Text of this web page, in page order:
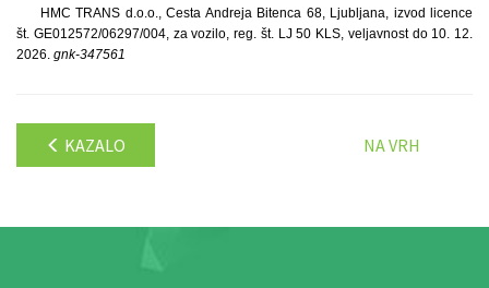
HMC TRANS d.o.o., Cesta Andreja Bitenca 68, Ljubljana, izvod licence
št. GE012572/06297/004, za vozilo, reg. št. LJ 50 KLS, veljavnost do 10. 12.
2026. gnk-347561
KAZALO NA VRH